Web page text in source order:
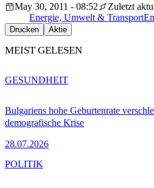
May 30, 2011 - 08:52
Zuletzt
Energie, Umwelt & Transport
Drucken Aktie
MEIST GELESEN
Bulgariens hohe Geburtenrate
demografische Krise
28.07.2026
GESUNDHEIT
POLITIK